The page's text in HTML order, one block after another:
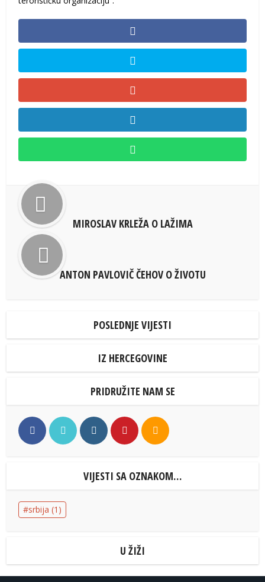
MIROSLAV KRLEŽA O LAŽIMA
ANTON PAVLOVIČ ČEHOV O ŽIVOTU
POSLEDNJE VIJESTI
IZ HERCEGOVINE
PRIDRUŽITE NAM SE
VIJESTI SA OZNAKOM…
srbija (1)
U ŽIŽI